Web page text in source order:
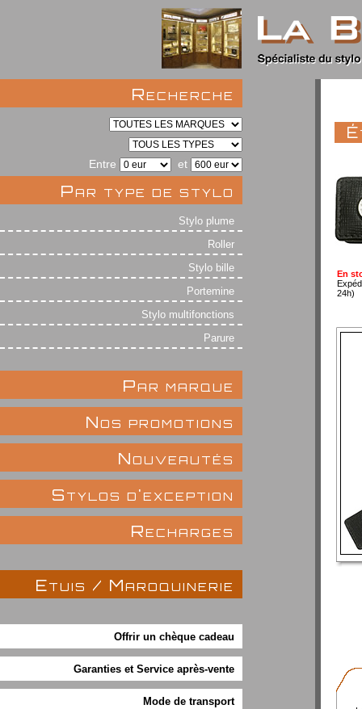
Recherche
Entre et
Par type de stylo
Stylo plume
Roller
Stylo bille
Portemine
Stylo multifonctions
Parure
Par marque
Nos promotions
Nouveautés
Stylos d'exception
Recharges
Etuis / Maroquinerie
Offrir un chèque cadeau
Garanties et Service après-vente
Mode de transport
En
24h)